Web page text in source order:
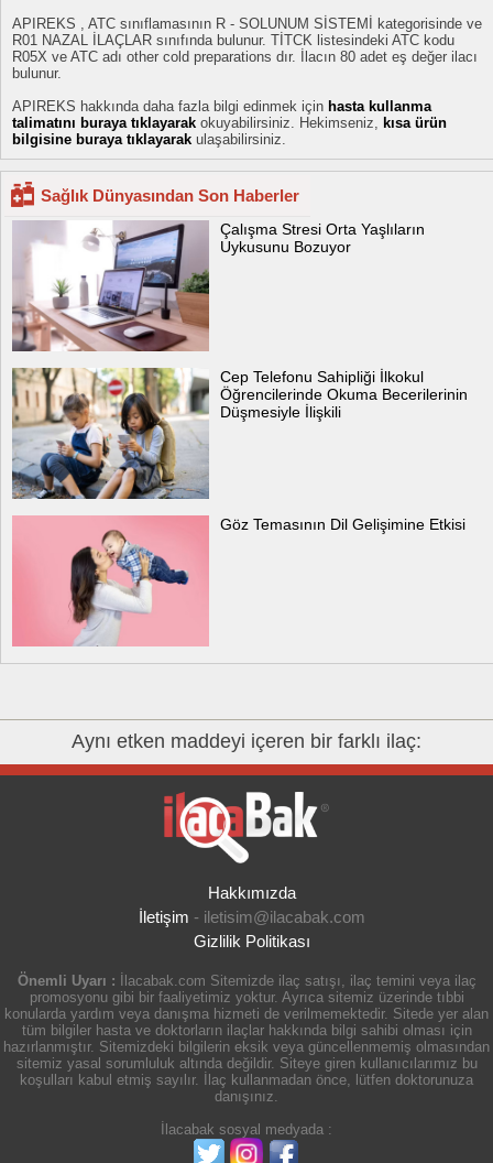
APIREKS , ATC sınıflamasının R - SOLUNUM SİSTEMİ kategorisinde ve
R01 NAZAL İLAÇLAR sınıfında bulunur. TİTCK listesindeki ATC kodu
R05X ve ATC adı other cold preparations dır. İlacın 80 adet eş değer ilacı
bulunur.
APIREKS hakkında daha fazla bilgi edinmek için hasta kullanma
talimatını buraya tıklayarak okuyabilirsiniz. Hekimseniz,
kısa ürün
bilgisine buraya tıklayarak ulaşabilirsiniz.
Sağlık Dünyasından Son Haberler
Çalışma Stresi Orta Yaşlıların
Uykusunu Bozuyor
Cep Telefonu Sahipliği İlkokul
Öğrencilerinde Okuma Becerilerinin
Düşmesiyle İlişkili
Göz Temasının Dil Gelişimine Etkisi
Aynı etken maddeyi içeren bir farklı ilaç:
Hakkımızda
İletişim - iletisim@ilacabak.com
Gizlilik Politikası
Önemli Uyarı :
İlacabak.com Sitemizde ilaç satışı, ilaç temini veya ilaç
promosyonu gibi bir faaliyetimiz yoktur. Ayrıca sitemiz üzerinde tıbbi
konularda yardım veya danışma hizmeti de verilmemektedir. Sitede yer alan
tüm bilgiler hasta ve doktorların ilaçlar hakkında bilgi sahibi olması için
hazırlanmıştır. Sitemizdeki bilgilerin eksik veya güncellenmemiş olmasından
sitemiz yasal sorumluluk altında değildir. Siteye giren kullanıcılarımız bu
koşulları kabul etmiş sayılır. İlaç kullanmadan önce, lütfen doktorunuza
danışınız.
İlacabak sosyal medyada :